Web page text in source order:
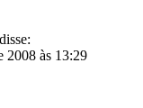
2008 às 13:29